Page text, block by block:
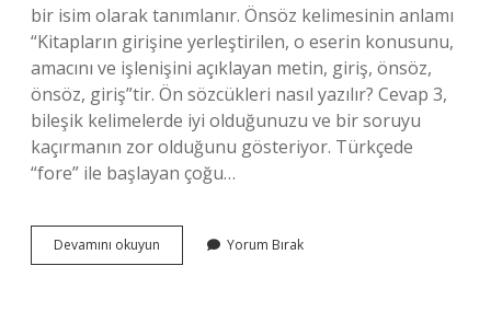
bir isim olarak tanımlanır. Önsöz kelimesinin anlamı
“Kitapların girişine yerleştirilen, o eserin konusunu,
amacını ve işlenişini açıklayan metin, giriş, önsöz,
önsöz, giriş”tir. Ön sözcükleri nasıl yazılır? Cevap 3,
bileşik kelimelerde iyi olduğunuzu ve bir soruyu
kaçırmanın zor olduğunu gösteriyor. Türkçede
“fore” ile başlayan çoğu…
Devamını okuyun
Söz
Yorum Bırak